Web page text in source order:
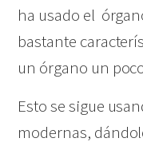
ha usado el
bastante
un órgano un
Esto se sigue
modernas,